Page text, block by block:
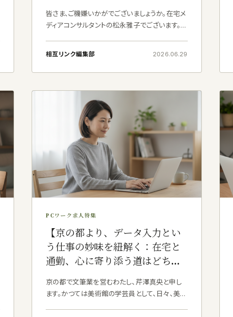
皆さま、ご機嫌いかがでございましょうか。在宅メ
ディアコンサルタントの松永雅子でございます。
索なさる方々を支援させてい
相互リンク編集部 2026.06.29
PCワーク求人特集
【京の都より、データ入力とい
う仕事の妙味を紐解く：在宅と
通勤、心に寄り添う道はどちら
に】
京の都で文筆業を営むわたし、芹澤真央と申し
ます。かつては美術館の学芸員として、日々、美の